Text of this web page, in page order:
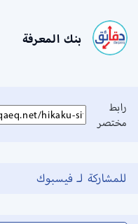
بنك المعرفة
رابط
مختصر
للمشاركة لـ فيسبوك